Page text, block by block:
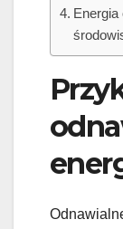
Energia